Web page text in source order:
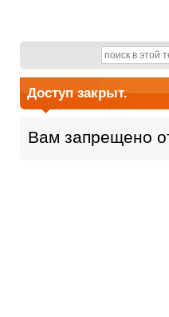
Доступ закрыт.
Вам запрещено